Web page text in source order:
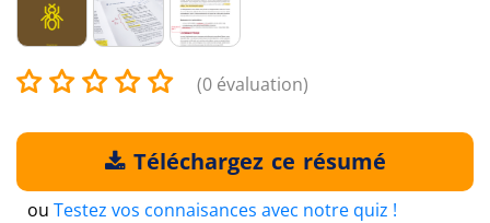
(0 évaluation)
Téléchargez ce résumé
ou Testez vos connaisances avec notre quiz !